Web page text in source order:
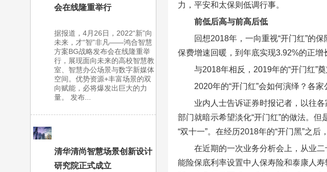
会在线隆重举行
据报道，4月26日，2022“新”向
未来，才“智”非凡——鸿合智慧
方案BG战略发布会在线隆重举
行，展现面向未来的高校智慧教
室、智慧办公场景与数字新媒体
空间。优势资源+丰富场景的双
向赋能，必将爆发出巨大的力
量。 发布...
清华清尚智慧场景创新设计
研究院正式成立
力，平安和太保则低调行事。
前低后高与前高后低
回想2018年，一向重视“开门红”的
保费增速回暖，到年底实现3.92%的正增
与2018年相反，2019年的“开门红”
2020年的“开门红”会如何演绎？各家
业内人士告诉证券时报记者，以往
部门就暗示希望淡化“开门红”的做法。
“双十一”。在经历2018年的“开门黑”之后
在近期的一次业务分析会上，从业
能险保底利率设置中人保寿险和泰康人